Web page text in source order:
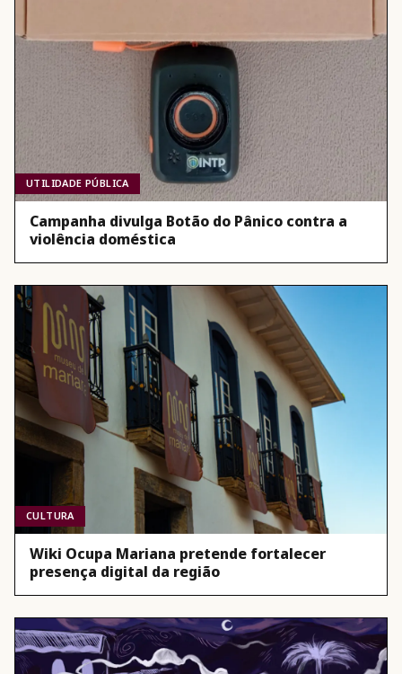
UTILIDADE PÚBLICA
Campanha divulga Botão do Pânico contra a
violência doméstica
CULTURA
Wiki Ocupa Mariana pretende fortalecer
presença digital da região